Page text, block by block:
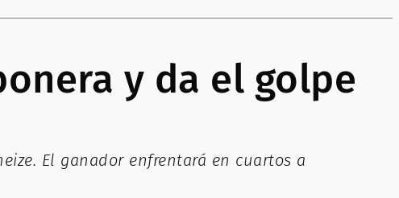
y da el golpe
El ganador enfrentará en cuartos a